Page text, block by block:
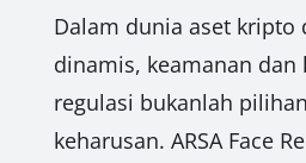
Dalam dunia aset kripto
dinamis, keamanan dan
regulasi bukanlah
keharusan. ARSA Face